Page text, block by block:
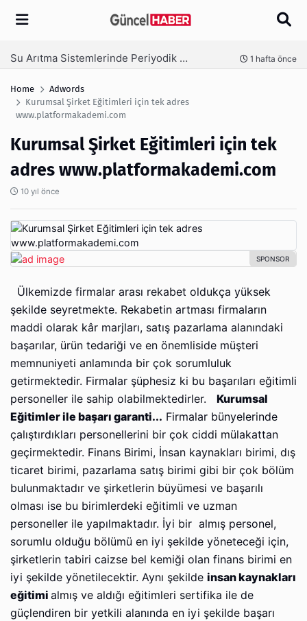
Arama
Ambalaj Süreçlerinde Yeni Nesil Verimliliği Olimpack ile Yakalayın 3 hafta önce
Home
Adwords
Kurumsal Şirket Eğitimleri için tek adres
www.platformakademi.com
Kurumsal Şirket Eğitimleri için tek
adres www.platformakademi.com
10 yıl önce
Ülkemizde firmalar arası rekabet oldukça yüksek
şekilde seyretmekte. Rekabetin artması firmaların
maddi olarak kâr marjları, satış pazarlama alanındaki
başarılar, ürün tedariği ve en önemliside müşteri
memnuniyeti anlamında bir çok sorumluluk
getirmektedir. Firmalar şüphesiz ki bu başarıları eğitimli
personeller ile sahip olabilmektedirler. Kurumsal
Eğitimler ile başarı garanti... Firmalar bünyelerinde
çalıştırdıkları personellerini bir çok ciddi mülakattan
geçirmektedir. Finans Birimi, İnsan kaynakları birimi, dış
ticaret birimi, pazarlama satış birimi gibi bir çok bölüm
bulunmaktadır ve şirketlerin büyümesi ve başarılı
olması ise bu birimlerdeki eğitimli ve uzman
personeller ile yapılmaktadır. İyi bir almış personel,
sorumlu olduğu bölümü en iyi şekilde yöneteceği için,
şirketlerin tabiri caizse bel kemiği olan finans birimi en
iyi şekilde yönetilecektir. Aynı şekilde insan kaynakları
eğitimi almış ve aldığı eğitimleri sertifika ile de
güçlendiren bir yetkili alanında en iyi şekilde başarı